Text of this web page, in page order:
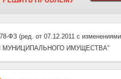
(ред. от 07.12.2011 с
МУНИЦИПАЛЬНОГО ИМУЩЕСТВА"